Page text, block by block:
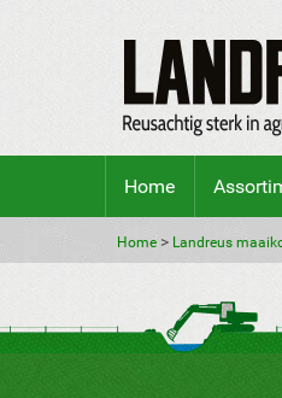
Home
Home > Landreus